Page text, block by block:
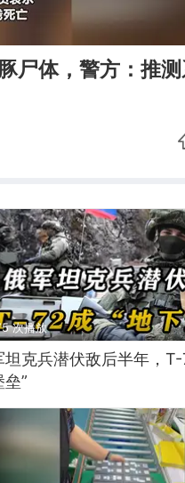
尸体，警方：推
次播放
坦克兵潜伏敌后半年，
”